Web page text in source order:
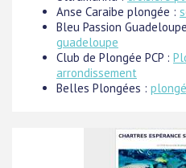
Anse Caraibe plongée :
Bleu Passion
guadeloupe
Club de Plongée PCP :
arrondissement
Belles Plongées :